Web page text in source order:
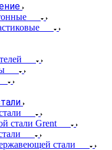
стали Grent
стали